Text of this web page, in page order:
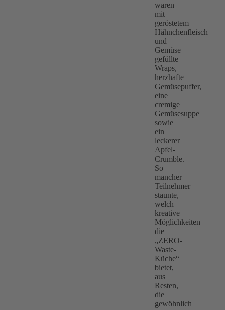
waren
mit
geröstetem
Hähnchenfleisch
und
Gemüse
gefüllte
Wraps,
herzhafte
Gemüsepuffer,
eine
cremige
Gemüsesuppe
sowie
ein
leckerer
Apfel-
Crumble.
So
mancher
Teilnehmer
staunte,
welch
kreative
Möglichkeiten
die
„ZERO-
Waste-
Küche“
bietet,
aus
Resten,
die
gewöhnlich